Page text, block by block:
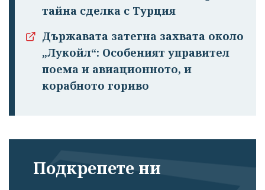
тайна сделка с Турция
Държавата затегна захвата около
„Лукойл“: Особеният управител
поема и авиационното, и
корабното гориво
Подкрепете ни